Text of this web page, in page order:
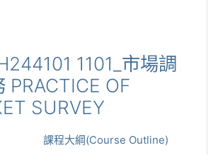
1101_市場調
PRACTICE OF
SURVEY
課程大綱(Course Outline)